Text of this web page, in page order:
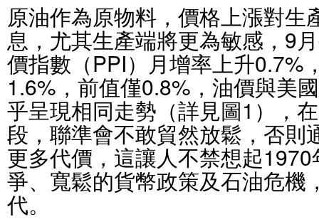
原油作為原物料，價格上漲對生
息，尤其生產端將更為敏感，9
價指數（PPI）月增率上升0.7%
1.6%，前值僅0.8%，油價與美
乎呈現相同走勢（詳見圖1），
段，聯準會不敢貿然放鬆，否則
更多代價，這讓人不禁想起
爭、寬鬆的貨幣政策及石油危機
代。